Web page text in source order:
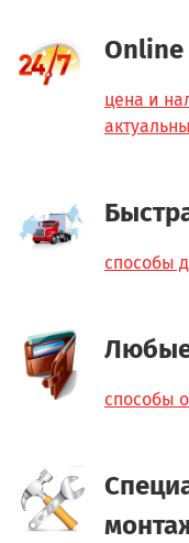
Online
цена и
актуальны
способы
способы